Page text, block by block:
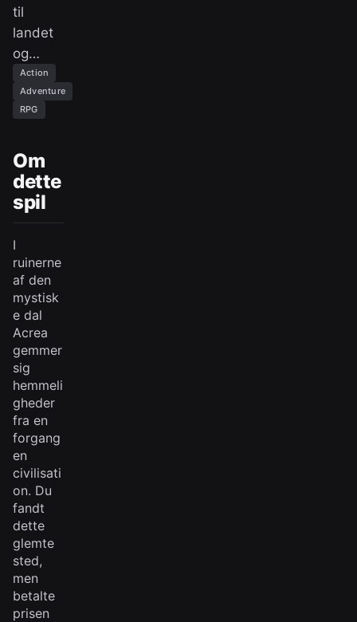
til
landet
og…
Action
Adventure
RPG
Om
dette
spil
I
ruinerne
af den
mystisk
e dal
Acrea
gemmer
sig
hemmeli
gheder
fra en
forgang
en
civilisati
on. Du
fandt
dette
glemte
sted,
men
betalte
prisen